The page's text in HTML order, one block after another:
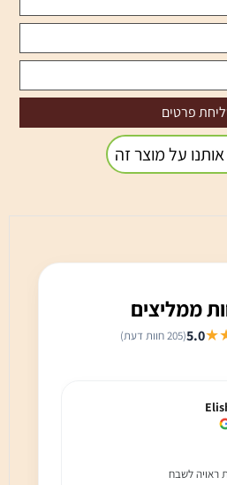
על מוצר זה
ממליצים
5.0(205 חוות דעת)
ראויה לשבח